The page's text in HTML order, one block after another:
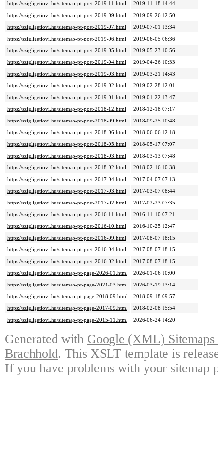
https://szigligetiovi.hu/sitemap-pt-post-2019-11.html
2019-11-18 14:44
https://szigligetiovi.hu/sitemap-pt-post-2019-09.html
2019-09-26 12:50
https://szigligetiovi.hu/sitemap-pt-post-2019-07.html
2019-07-01 13:34
https://szigligetiovi.hu/sitemap-pt-post-2019-06.html
2019-06-05 06:36
https://szigligetiovi.hu/sitemap-pt-post-2019-05.html
2019-05-23 10:56
https://szigligetiovi.hu/sitemap-pt-post-2019-04.html
2019-04-26 10:33
https://szigligetiovi.hu/sitemap-pt-post-2019-03.html
2019-03-21 14:43
https://szigligetiovi.hu/sitemap-pt-post-2019-02.html
2019-02-28 12:01
https://szigligetiovi.hu/sitemap-pt-post-2019-01.html
2019-01-22 13:47
https://szigligetiovi.hu/sitemap-pt-post-2018-12.html
2018-12-18 07:17
https://szigligetiovi.hu/sitemap-pt-post-2018-09.html
2018-09-25 10:48
https://szigligetiovi.hu/sitemap-pt-post-2018-06.html
2018-06-06 12:18
https://szigligetiovi.hu/sitemap-pt-post-2018-05.html
2018-05-17 07:07
https://szigligetiovi.hu/sitemap-pt-post-2018-03.html
2018-03-13 07:48
https://szigligetiovi.hu/sitemap-pt-post-2018-02.html
2018-02-16 10:38
https://szigligetiovi.hu/sitemap-pt-post-2017-04.html
2017-04-07 07:13
https://szigligetiovi.hu/sitemap-pt-post-2017-03.html
2017-03-07 08:44
https://szigligetiovi.hu/sitemap-pt-post-2017-02.html
2017-02-23 07:35
https://szigligetiovi.hu/sitemap-pt-post-2016-11.html
2016-11-10 07:21
https://szigligetiovi.hu/sitemap-pt-post-2016-10.html
2016-10-25 12:47
https://szigligetiovi.hu/sitemap-pt-post-2016-09.html
2017-08-07 18:15
https://szigligetiovi.hu/sitemap-pt-post-2016-04.html
2017-08-07 18:15
https://szigligetiovi.hu/sitemap-pt-post-2016-02.html
2017-08-07 18:15
https://szigligetiovi.hu/sitemap-pt-page-2026-01.html
2026-01-06 10:00
https://szigligetiovi.hu/sitemap-pt-page-2021-03.html
2026-03-19 13:14
https://szigligetiovi.hu/sitemap-pt-page-2018-09.html
2018-09-18 09:57
https://szigligetiovi.hu/sitemap-pt-page-2017-09.html
2018-02-08 15:54
https://szigligetiovi.hu/sitemap-pt-page-2015-11.html
2026-06-24 14:20
Generated with Google (XML)
Brachhold. This XSLT template is
If you have problems with your sitemap